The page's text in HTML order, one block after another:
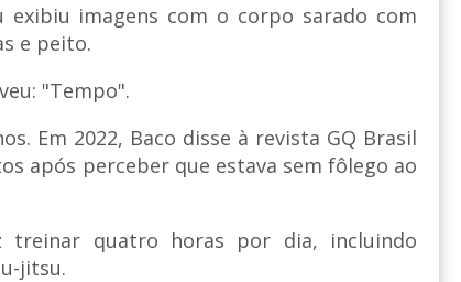
exibiu imagens com o corpo sarado com
e peito.
"Tempo".
Em 2022, Baco disse à revista GQ Brasil
após perceber que estava sem fôlego ao
treinar quatro horas por dia, incluindo
jitsu.